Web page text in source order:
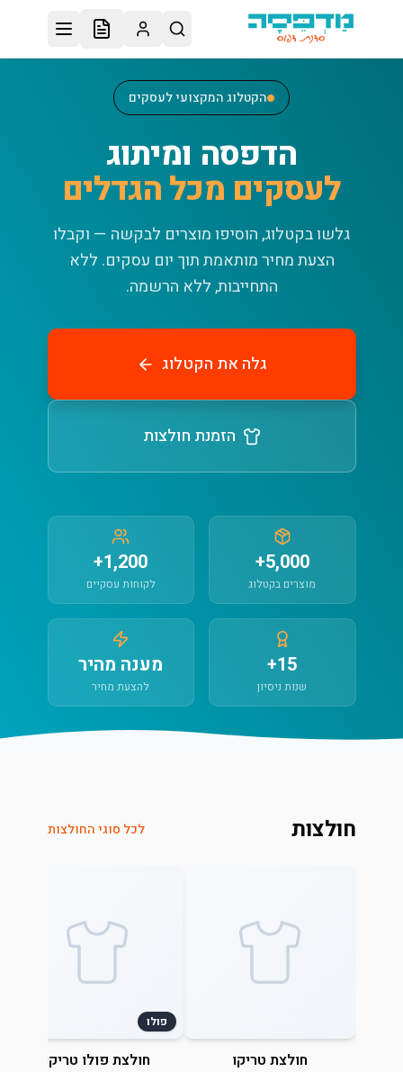
דלג לתוכן הראשי
הקטלוג המקצועי לעסקים
הדפסה ומיתוג
לעסקים מכל הגדלים
גלשו בקטלוג, הוסיפו מוצרים לבקשה — וקבלו
הצעת מחיר מותאמת תוך יום עסקים. ללא
התחייבות, ללא הרשמה.
גלה את הקטלוג
הזמנת חולצות
5,000+
מוצרים בקטלוג
1,200+
לקוחות עסקיים
15+
שנות ניסיון
מענה מהיר
להצעת מחיר
חולצות לכל סוגי החולצות
חולצת טריקו
פולו
חולצת פולו טריקו